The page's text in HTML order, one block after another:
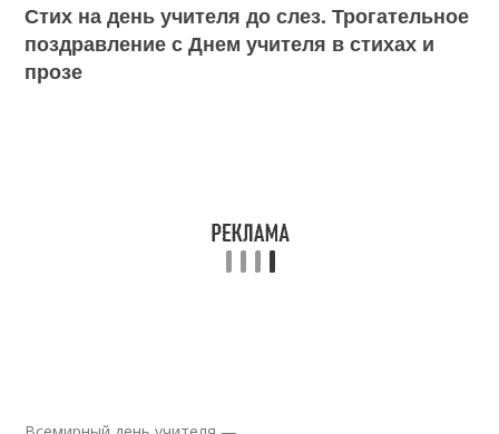
Стих на день учителя до слез. Трогательное
поздравление с Днем учителя в стихах и
прозе